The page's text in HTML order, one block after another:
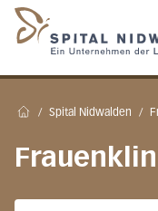
/ Spital Nidwalden /